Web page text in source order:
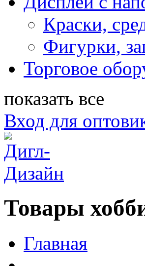
Краски,
Фигурки,
Торговое
показать все
Вход для
Товары
Главная